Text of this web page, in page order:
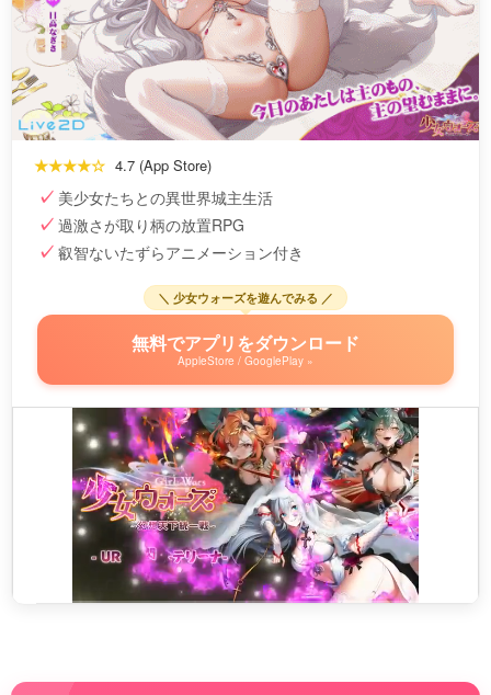
★★★★☆ 4.7 (App Store)
美少女たちとの異世界城主生活
過激さが取り柄の放置RPG
叡智ないたずらアニメーション付き
＼ 少女ウォーズを遊んでみる ／
無料でアプリをダウンロード
AppleStore / GooglePlay »